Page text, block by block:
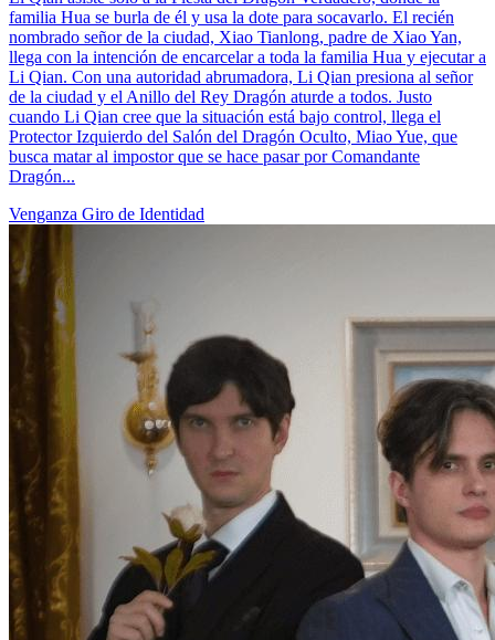
El Dragón Oculto se Revela
80 Episodes
Hace cinco años, Li Qian, el joven maestro de la familia Li, fue
incriminado por sus propios hermanos y encarcelado, convirtiéndose
en el paria de la familia. Su hermano Li Huang incluso aprovechó la
oportunidad para robarle su Qi de Dragón. Al borde de la vida y la
muerte, Li Qian fue salvado por Hua Ya, pero siempre creyó que la
persona que lo ayudó fue Hua Yun. Li Qian luego se une al Salón
del Dragón Oculto, donde aprende artes marciales divinas de tres
ancianos y derrota a la coalición de tres países que vinieron a
reclamar el Anillo del Dios Dragón. Como resultado, Li Qian es
coronado como el nuevo Maestro del Salón, gobernando el mundo.
A su regreso a la ciudad de Jiang, Li Qian se encuentra con Li Ruo
Shuang, quien le ruega que regrese con la familia. Enfurecido, Li
Qian se niega, afirmando que solo regresaría si su padre admite su